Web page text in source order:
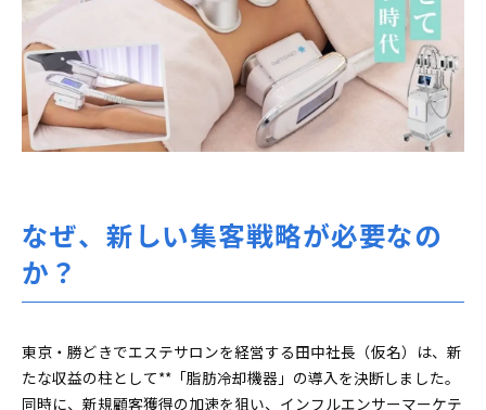
なぜ、新しい集客戦略が必要なの
か？
東京・勝どきでエステサロンを経営する田中社長（仮名）は、新
たな収益の柱として**「脂肪冷却機器」の導入を決断しました。
同時に、新規顧客獲得の加速を狙い、インフルエンサーマーケテ